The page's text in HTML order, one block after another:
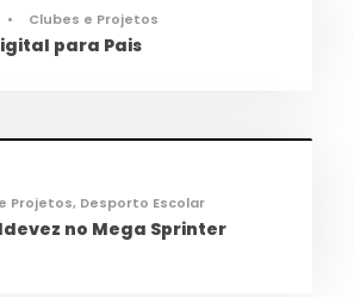
• Clubes e Projetos
para Pais
Projetos, Desporto Escolar
no Mega Sprinter